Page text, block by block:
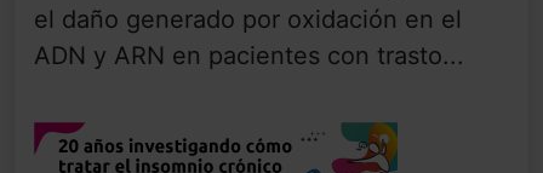
el daño generado por oxidación en el
ADN y ARN en pacientes con trasto...